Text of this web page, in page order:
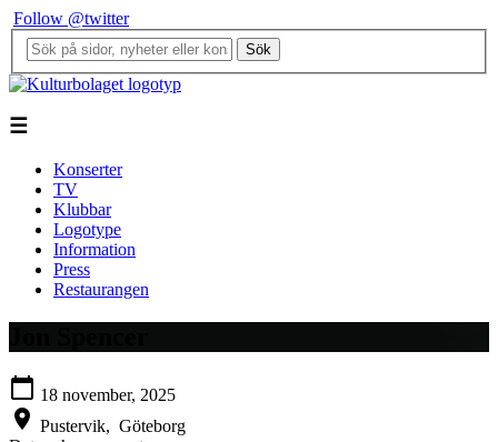
Follow @twitter
Sök
☰
Konserter
TV
Klubbar
Logotype
Information
Press
Restaurangen
calendar_today 18 november, 2025
location_on Pustervik, Göteborg